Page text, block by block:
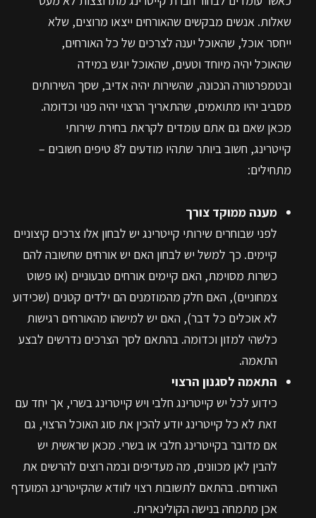
שאלות. אנשים מבקשים שהאורחים ייצאו מרוצים, שלא
ייחסר אוכל, שהאוכל יענה לצרכים של כל האורחים,
שהאוכל יהיה מיוחד וטעים, שהאוכל יוגש במידה
ובטמפרטורה הנכונה, שהשירות יהיה אדיב, שסך השירותים
מסביב יהיו מתואמים, שהתאריך הרצוי יהיה פנוי וכדומה.
מכאן שאם גם אתם עומדים לקראת בחירת שירותי
קייטרינג, חשוב ביותר שתהיו מודעים ל8 טיפים חשובים –
מתחילים:
מענה ממוקד צורך
לפני שבוחרים שירותי קייטרינג יש לבחון אלו צרכים קיצוניים
קיימים. כך למשל יש לבחון האם יש אורחים שחשובה להם
כשרות מסוימת, האם קיימים אורחים טבעוניים (או פשוט
צמחוניים), האם חלק מהמוזמנים הם ילדים קטנים (שכידוע
לא אוכלים כל דבר), האם יש למישהו מהאורחים רגישות
כלשהי למזון וכדומה. בהתאם לסך הצרכים נדרשים לבצע
התאמה.
התאמה לסגנון הרצוי
כידוע לכל יש קייטרינג חלבי ויש קייטרינג בשרי, אך יחד עם
זאת לא כל קייטרינג יודע להכין את סוג האוכל הרצוי, גם
אם מדובר בקייטרינג חלבי או בשרי. מכאן שראשית יש
להבין לאן מכוונים, מה מעדיפים ובמה רוצים להרשים את
האורחים. בהתאם לתשובות רצוי לוודא שהקייטרינג המועדף
אכן מתמחה בנישה הקולינארית.